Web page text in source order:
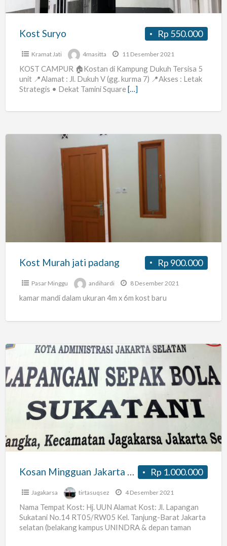
Rp 550.000
Kost Suryo
Kramat Jati 4masitta 11 Desember 2021
KOST CAMPUR 🏠Kostan di Kampung Dukuh Tersisa 5
unit 📍Alamat : Jl. Dukuh V (gg. kurma 7) 📍Akses : Letak
Strategis • Dekat Tamini Square […]
Rp 900.000
Kost Murah jati padang
Pasar Minggu andihardi 8 Desember 2021
kamar mandi dalam ukuran 4m x 6m kost baru
Kosan
Mingguan
Selatan
Rp 1.000.000
Kosan Mingguan Jakarta Selatan
Jagakarsa tirtasuqsez 4 Desember 2021
Nama Tempat Kost: Hj. UUN Alamat Kost: Jl. Lapangan
Sukatani No.14 RT05/RW05 Kel. Tanjung-Barat Jakarta
selatan (belakang kampus UNINDRA & depan taman